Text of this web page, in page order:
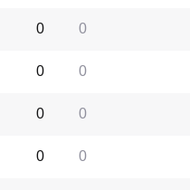
0
0
0
0
0
0
0
0